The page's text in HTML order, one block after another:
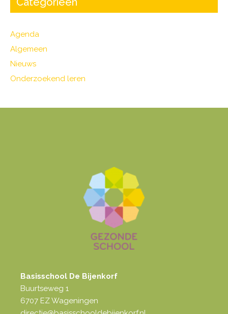
Agenda
Algemeen
Nieuws
Onderzoekend leren
Basisschool De Bijenkorf
Buurtseweg 1
6707 EZ Wageningen